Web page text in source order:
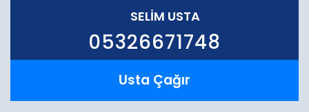
SELIM USTA
05326671748
Usta Çağır